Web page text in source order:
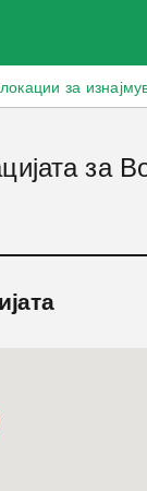
за
за